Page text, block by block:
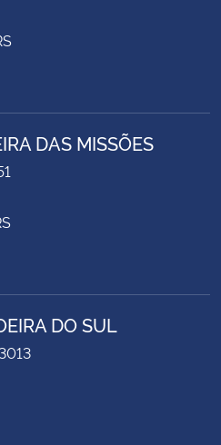
DAS MISSÕES
DO SUL